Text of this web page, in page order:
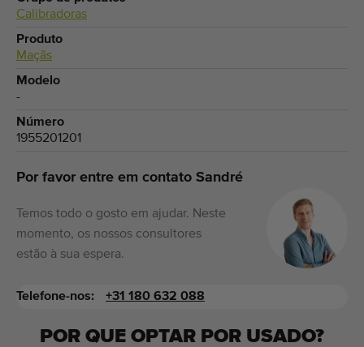
Calibradoras
Produto
Maçãs
Modelo
-
Número
1955201201
Por favor entre em contato Sandré
Temos todo o gosto em ajudar. Neste
momento, os nossos consultores
estão à sua espera.
Telefone-nos: +31 180 632 088
POR QUE OPTAR POR USADO?